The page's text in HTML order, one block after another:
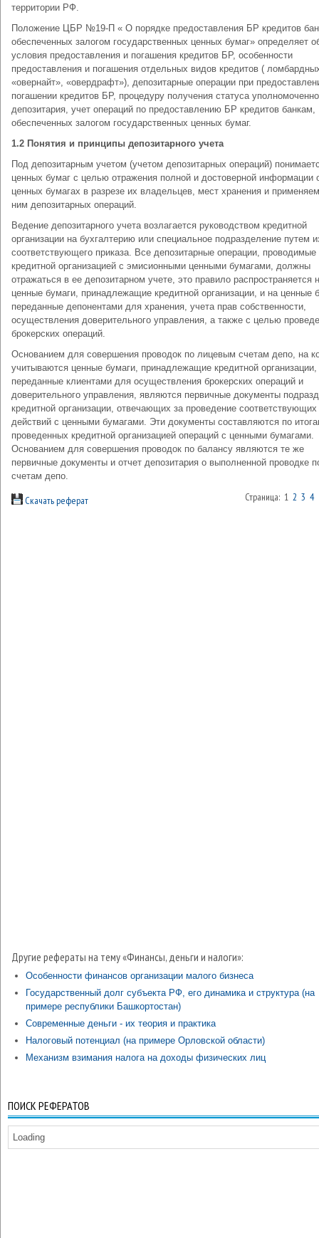
территории РФ.
Положение ЦБР №19-П « О порядке предоставления БР кредитов
обеспеченных залогом государственных ценных бумаг» определяет
условия предоставления и погашения кредитов БР, особенности
предоставления и погашения отдельных видов кредитов (
«овернайт», «овердрафт»), депозитарные операции при
погашении кредитов БР, процедуру получения статуса
депозитария, учет операций по предоставлению БР кредитов банкам,
обеспеченных залогом государственных ценных бумаг.
1.2 Понятия и принципы депозитарного учета
Под депозитарным учетом (учетом депозитарных операций)
ценных бумаг с целью отражения полной и достоверной информации
ценных бумагах в разрезе их владельцев, мест хранения и
ним депозитарных операций.
Ведение депозитарного учета возлагается руководством кредитной
организации на бухгалтерию или специальное подразделение путем
соответствующего приказа. Все депозитарные операции, проводимые
кредитной организацией с эмисионными ценными бумагами, должны
отражаться в ее депозитарном учете, это правило распространяется
ценные бумаги, принадлежащие кредитной организации, и на ценные
переданные депонентами для хранения, учета прав собственности,
осуществления доверительного управления, а также с целью
брокерских операций.
Основанием для совершения проводок по лицевым счетам депо, на
учитываются ценные бумаги, принадлежащие кредитной организации,
переданные клиентами для осуществления брокерских операций и
доверительного управления, являются первичные документы
кредитной организации, отвечающих за проведение соответствующих
действий с ценными бумагами. Эти документы составляются по
проведенных кредитной организацией операций с ценными бумагами.
Основанием для совершения проводок по балансу являются те же
первичные документы и отчет депозитария о выполненной проводке
счетам депо.
Скачать реферат Страница: 1 2 3 4
Другие рефераты на тему «Финансы, деньги и налоги»:
Особенности финансов организации малого бизнеса
Государственный долг субъекта РФ, его динамика и структура (на
примере республики Башкортостан)
Современные деньги - их теория и практика
Налоговый потенциал (на примере Орловской области)
Механизм взимания налога на доходы физических лиц
ПОИСК РЕФЕРАТОВ
Loading